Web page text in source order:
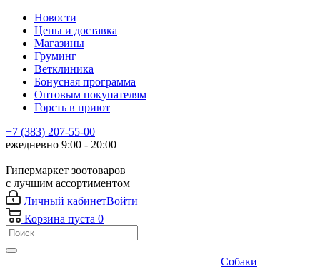
Новости
Цены и доставка
Магазины
Груминг
Ветклиника
Бонусная программа
Оптовым покупателям
Горсть в приют
+7 (383) 207-55-00
ежедневно 9:00 - 20:00
Гипермаркет зоотоваров
с лучшим ассортиментом
Личный кабинетВойти
Корзина пуста 0
Собаки